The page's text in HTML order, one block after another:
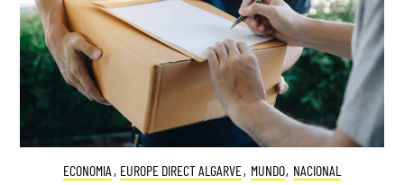
ECONOMIA , EUROPE DIRECT ALGARVE, MUNDO, NACIONAL